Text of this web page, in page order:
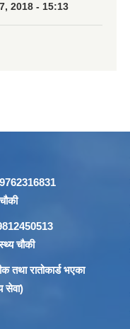
2018 - 15:13
चौकी
तथा रातोकार्ड भएका
सेवा)